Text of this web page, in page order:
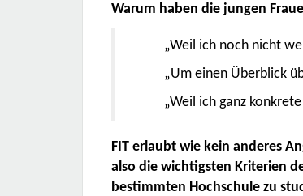
Warum haben die jungen
„Weil ich noch nicht
„Um einen Überblick
„Weil ich ganz
FIT erlaubt wie kein anderes
also die wichtigsten Kriterien
bestimmten Hochschule zu